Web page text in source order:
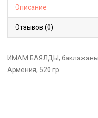
Описание
Отзывов (0)
ИМАМ БАЯЛДЫ, баклажаны
Армения, 520 гр.